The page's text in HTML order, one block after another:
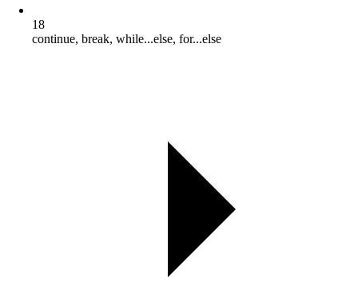
18
continue, break, while...else, for...else